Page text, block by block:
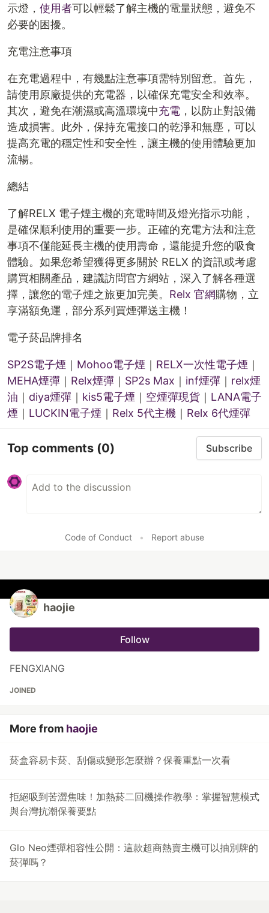
示燈， 使用者可以輕鬆了解主機的電量狀態，避免不
必要的困擾。
充電注意事項
在充電過程中，有幾點注意事項需特別留意。首先，
請使用原廠提供的充電器，以確保充電安全和效率。
其次，避免在潮濕或高溫環境中充電 ，以防止對設備
造成損害。此外，保持充電接口的乾淨和無塵，可以
提高充電的穩定性和安全性，讓主機的使用體驗更加
流暢。
總結
了解RELX 電子煙主機的充電時間及燈光指示功能，
是確保順利使用的重要一步。正確的充電方法和注意
事項不僅能延長主機的使用壽命，還能提升您的吸食
體驗。如果您希望獲得更多關於 RELX 的資訊或考慮
購買相關產品，建議訪問官方網站，深入了解各種選
擇，讓您的電子煙之旅更加完美。 Relx 官網購物，立
享滿額免運，部分系列買煙彈送主機！
電子菸品牌排名
SP2S電子煙 ｜ Mohoo電子煙 ｜ RELX一次性電子煙 ｜
MEHA煙彈 ｜ Relx煙彈 ｜ SP2s Max ｜ inf煙彈 ｜ relx煙
油 ｜ diya煙彈 ｜ kis5電子煙 ｜ 空煙彈現貨 ｜ LANA電子
煙 ｜ LUCKIN電子煙 ｜ Relx 5代主機 ｜ Relx 6代煙彈
Top comments (0) Subscribe
Code of Conduct • Report abuse
haojie
Follow
FENGXIANG
JOINED
More from haojie
菸盒容易卡菸、刮傷或變形怎麼辦？保養重點一次看
拒絕吸到苦澀焦味！加熱菸二回機操作教學：掌握智慧模式
與台灣抗潮保養要點
Glo Neo煙彈相容性公開：這款超商熱賣主機可以抽別牌的
菸彈嗎？